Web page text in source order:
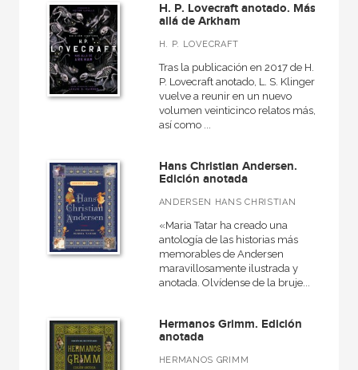
H. P. Lovecraft anotado. Más
allá de Arkham
H. P. LOVECRAFT
Tras la publicación en 2017 de H.
P. Lovecraft anotado, L. S. Klinger
vuelve a reunir en un nuevo
volumen veinticinco relatos más,
así como ...
Hans Christian Andersen.
Edición anotada
ANDERSEN HANS CHRISTIAN
«Maria Tatar ha creado una
antología de las historias más
memorables de Andersen
maravillosamente ilustrada y
anotada. Olvídense de la bruje...
Hermanos Grimm. Edición
anotada
HERMANOS GRIMM